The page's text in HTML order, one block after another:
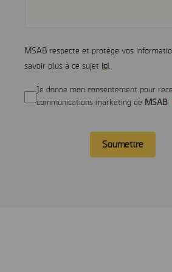
MSAB respecte et protège vos
savoir plus à ce sujet ici.
Je donne mon consentement pour
communications marketing de MSAB
Soumettre